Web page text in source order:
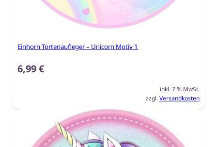
Einhorn Tortenaufleger – Unicorn Motiv 1
6,99€
inkl. 7 % MwSt.
zzgl.Versandkosten